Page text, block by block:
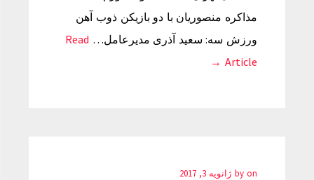
مذاکره منصوریان با دو بازیکن ذوب آهن
ورزش سه: سعید آذری مدیرعامل… Read
Article →
by on ژانویه 3, 2017